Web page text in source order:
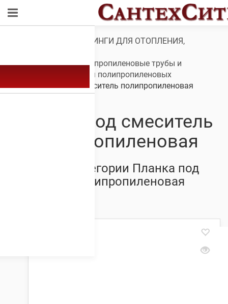
ТРУБЫ И ФИТИНГИ ДЛЯ ОТОПЛЕНИЯ,
КАНАЛИЗАЦИИ/Полипропиленовые трубы и
Фитинги для полипропиленовых
труб/ Планка под смеситель полипропиленовая
Планка под смеситель
полипропиленовая
Товары из категории Планка под
смеситель полипропиленовая